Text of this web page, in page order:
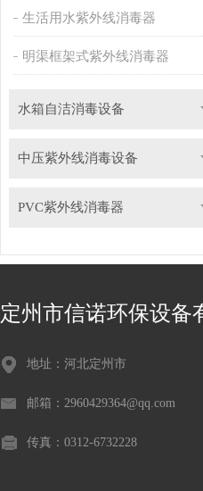
生活用水紫外线消毒器
明渠框架式紫外线消毒器
水箱自洁消毒设备
中压紫外线消毒设备
PVC紫外线消毒器
定州市信诺环保设备
地址：河北定州市
邮箱：2960429364@qq.com
传真：0312-6732228